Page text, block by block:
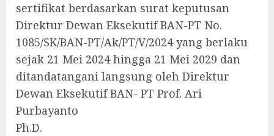
sertifikat berdasarkan surat keputusan
Direktur Dewan Eksekutif BAN-PT No.
1085/SK/BAN-PT/Ak/PT/V/2024 yang berlaku
sejak 21 Mei 2024 hingga 21 Mei 2029 dan
ditandatangani langsung oleh Direktur
Dewan Eksekutif BAN- PT Prof. Ari
Purbayanto
Ph.D.